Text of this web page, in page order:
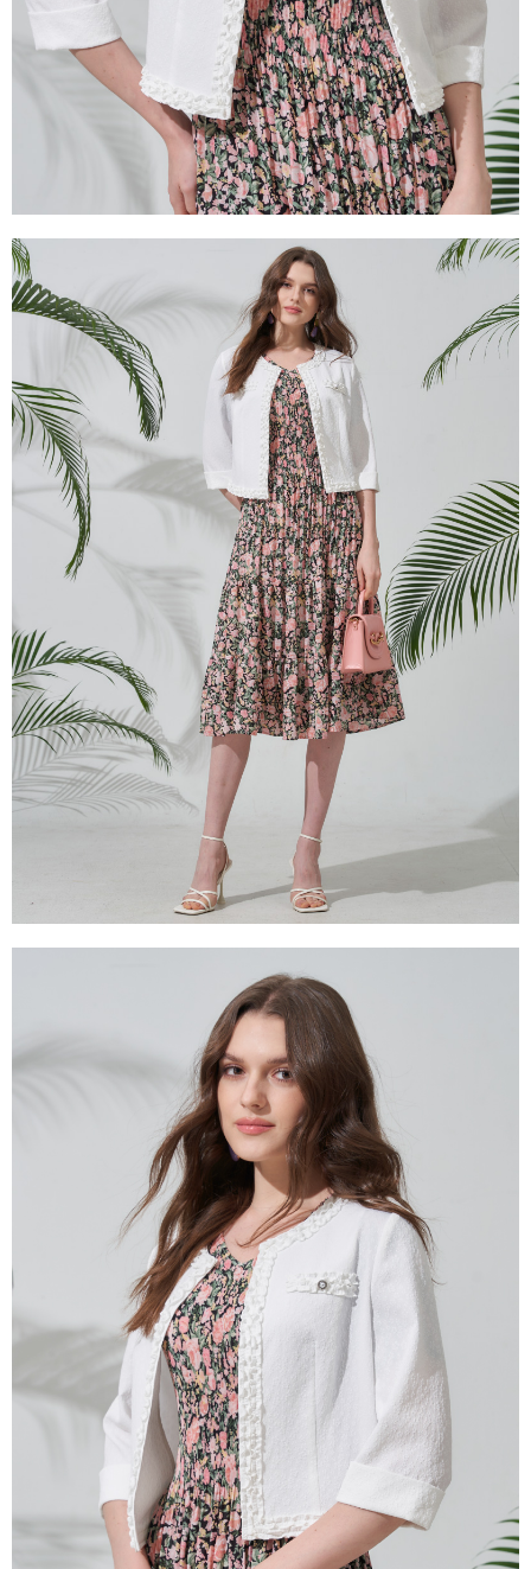
權轉讓予恩沛科技股份有限公司。
２．關於個人資料處理事宜，請瀏覽以下網址：
https://aftee.tw/terms/#terms3
３．未成年的使用者請事先徵得法定代理人或監護人之同意方可使用
「AFTEE先享後付」，若未經同意申辦者引起之損失，本公司不負相關責
４．使用「AFTEE先享後付」時，將依據個別帳號之用戶狀況，依本公司即
時審查核予不同之上限額度；若仍有額度不足之情形，本公司將視審查結果
請求用戶進行身份認證。
５．嚴禁一人註冊多個帳號或使用他人資訊註冊。若發現惡意使用之情形，